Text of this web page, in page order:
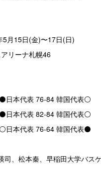
月15日(金)〜17日(日)
リーナ札幌46
日本代表 76-84 韓国代表⚪️
日本代表 82-84 韓国代表⚪️
日本代表 76-64 韓国代表⚫️
司、松本秦、早稲田大学バス